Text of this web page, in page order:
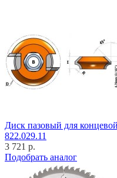
Диск пазовый для
822.029.11
3 721 р.
Подобрать аналог